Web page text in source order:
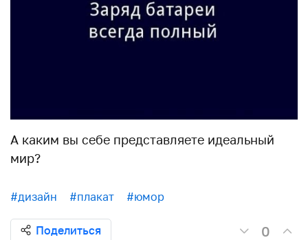
А каким вы себе представляете идеальный
мир?
#дизайн #плакат #юмор
Поделиться 0